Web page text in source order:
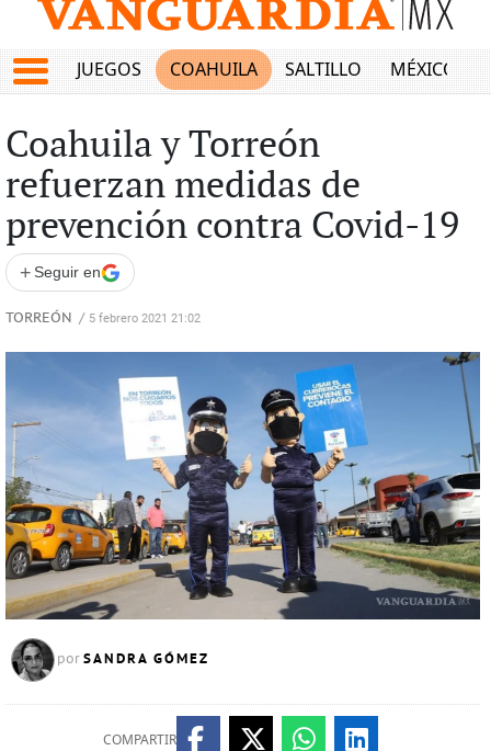
JUEGOS COAHUILA SALTILLO MÉXICO
Coahuila y Torreón
refuerzan medidas de
prevención contra Covid-19
+ Seguir en
TORREÓN / 5 febrero 2021 21:02
por SANDRA GÓMEZ
COMPARTIR